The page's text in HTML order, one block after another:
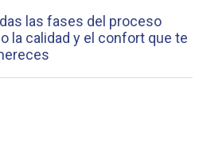
las fases del proceso
la calidad y el confort que te